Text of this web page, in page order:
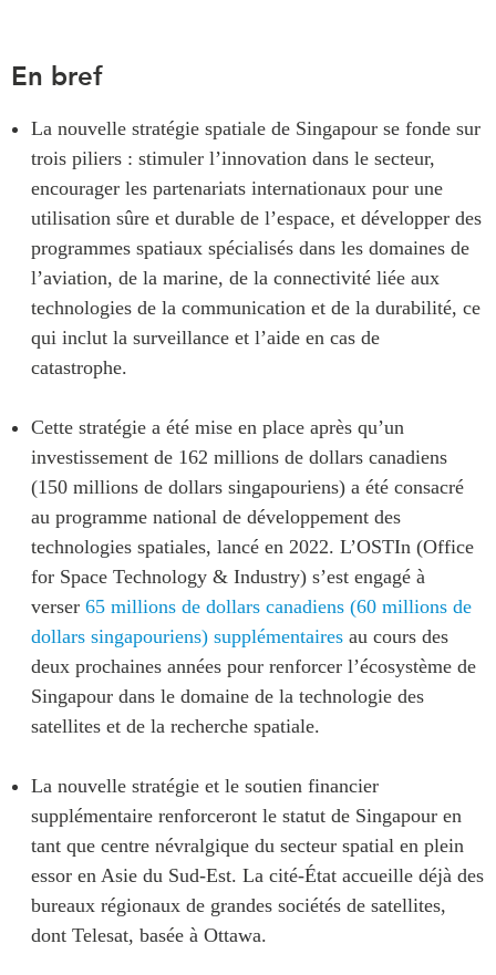
recherche
ABAC
APEC
Partenaires institutionnels
En bref
La nouvelle stratégie spatiale de Singapour se fonde sur
trois piliers : stimuler l’innovation dans le secteur,
encourager les partenariats internationaux pour une
utilisation sûre et durable de l’espace, et développer des
programmes spatiaux spécialisés dans les domaines de
l’aviation, de la marine, de la connectivité liée aux
technologies de la communication et de la durabilité, ce
qui inclut la surveillance et l’aide en cas de
catastrophe.
Cette stratégie a été mise en place après qu’un
investissement de 162 millions de dollars canadiens
(150 millions de dollars singapouriens) a été consacré
au programme national de développement des
technologies spatiales, lancé en 2022. L’OSTIn (Office
for Space Technology & Industry) s’est engagé à
verser 65 millions de dollars canadiens (60 millions de
dollars singapouriens) supplémentaires au cours des
deux prochaines années pour renforcer l’écosystème de
Singapour dans le domaine de la technologie des
satellites et de la recherche spatiale.
La nouvelle stratégie et le soutien financier
supplémentaire renforceront le statut de Singapour en
tant que centre névralgique du secteur spatial en plein
essor en Asie du Sud-Est. La cité-État accueille déjà des
bureaux régionaux de grandes sociétés de satellites,
dont Telesat, basée à Ottawa.